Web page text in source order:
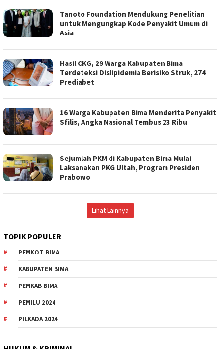
Tanoto Foundation Mendukung Penelitian
untuk Mengungkap Kode Penyakit Umum di
Asia
Hasil CKG, 29 Warga Kabupaten Bima
Terdeteksi Dislipidemia Berisiko Struk, 274
Prediabet
16 Warga Kabupaten Bima Menderita Penyakit
Sfilis, Angka Nasional Tembus 23 Ribu
Sejumlah PKM di Kabupaten Bima Mulai
Laksanakan PKG Ultah, Program Presiden
Prabowo
Lihat Lainnya
TOPIK POPULER
PEMKOT BIMA
KABUPATEN BIMA
PEMKAB BIMA
PEMILU 2024
PILKADA 2024